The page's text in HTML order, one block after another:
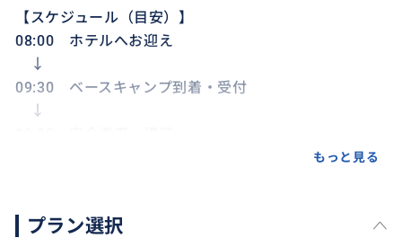
【スケジュール（目安）】
08:00 ホテルへお迎え
↓
09:30 ベースキャンプ到着・受付
↓
10:30 ラフティング体験（約1.5時間 / 10〜12km）
もっと見る
プラン選択